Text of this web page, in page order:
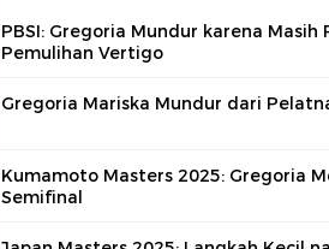
PBSI: Gregoria Mundur karena Masih
Pemulihan Vertigo
Gregoria Mariska Mundur dari
Kumamoto Masters 2025: Gregoria
Semifinal